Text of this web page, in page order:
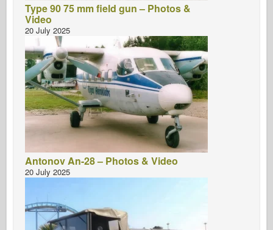
Type 90 75 mm field gun – Photos &
Video
20 July 2025
Antonov An-28 – Photos & Video
20 July 2025